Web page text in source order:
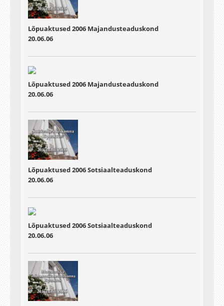
Lõpuaktused 2006 Majandusteaduskond
20.06.06
Lõpuaktused 2006 Majandusteaduskond
20.06.06
Lõpuaktused 2006 Sotsiaalteaduskond
20.06.06
Lõpuaktused 2006 Sotsiaalteaduskond
20.06.06